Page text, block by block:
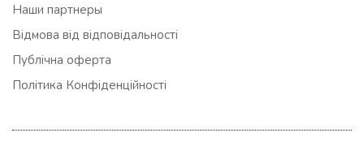
Наши партнеры
Відмова від відповідальності
Публічна оферта
Політика Конфіденційності